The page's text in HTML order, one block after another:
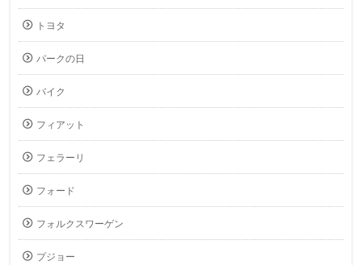
トヨタ
パークの日
バイク
フィアット
フェラーリ
フォード
フォルクスワーゲン
プジョー